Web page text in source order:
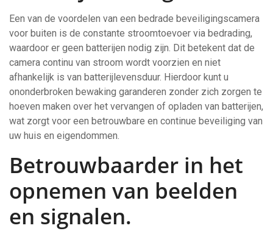
Een van de voordelen van een bedrade beveiligingscamera
voor buiten is de constante stroomtoevoer via bedrading,
waardoor er geen batterijen nodig zijn. Dit betekent dat de
camera continu van stroom wordt voorzien en niet
afhankelijk is van batterijlevensduur. Hierdoor kunt u
ononderbroken bewaking garanderen zonder zich zorgen te
hoeven maken over het vervangen of opladen van batterijen,
wat zorgt voor een betrouwbare en continue beveiliging van
uw huis en eigendommen.
Betrouwbaarder in het
opnemen van beelden
en signalen.